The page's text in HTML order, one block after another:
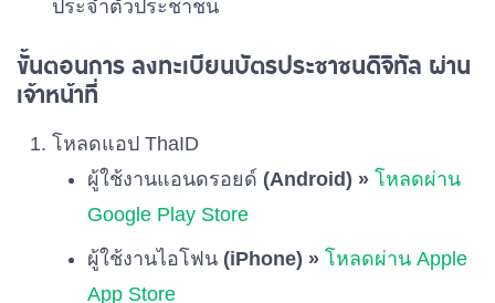
เบอร์ 55
เบอร์ 56
เบอร์ 57 พรรคพลังเพื่อไทย
เบอร์ 58 พรรคสังคมประชาธิปไตยไทย
ประจำตัวประชาชน
ขั้นตอนการ ลงทะเบียนบัตรประชาชนดิจิทัล ผ่าน
เจ้าหน้าที่
โหลดแอป ThaID
ผู้ใช้งานแอนดรอยด์ (Android) » โหลดผ่าน
Google Play Store
ผู้ใช้งานไอโฟน (iPhone) » โหลดผ่าน Apple
App Store